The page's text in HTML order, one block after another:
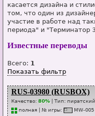
касается дизайна и
том, что один из
участие в работе над
периода" и "Терминатор
Известные переводы
Всего: 1
Показать фильтр
RUS-03980 (RUSBOX)
Качество: 80% | Тип: пиратский,
полная | № игры: MW-005